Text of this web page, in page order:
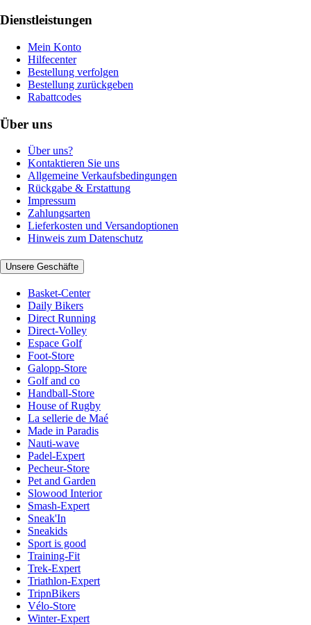
Dienstleistungen
Mein Konto
Hilfecenter
Bestellung verfolgen
Bestellung zurückgeben
Rabattcodes
Über uns
Über uns?
Kontaktieren Sie uns
Allgemeine Verkaufsbedingungen
Rückgabe & Erstattung
Impressum
Zahlungsarten
Lieferkosten und Versandoptionen
Hinweis zum Datenschutz
Unsere Geschäfte
Basket-Center
Daily Bikers
Direct Running
Direct-Volley
Espace Golf
Foot-Store
Galopp-Store
Golf and co
Handball-Store
House of Rugby
La sellerie de Maé
Made in Paradis
Nauti-wave
Padel-Expert
Pecheur-Store
Pet and Garden
Slowood Interior
Smash-Expert
Sneak'In
Sneakids
Sport is good
Training-Fit
Trek-Expert
Triathlon-Expert
TripnBikers
Vélo-Store
Winter-Expert